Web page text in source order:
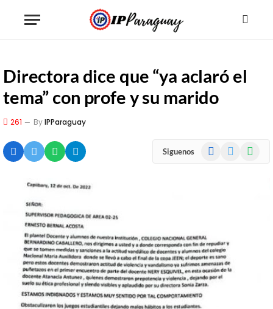
Directora dice que “ya aclaró el
tema” con profe y su marido
261 ByIPParaguay
Siguenos Facebook